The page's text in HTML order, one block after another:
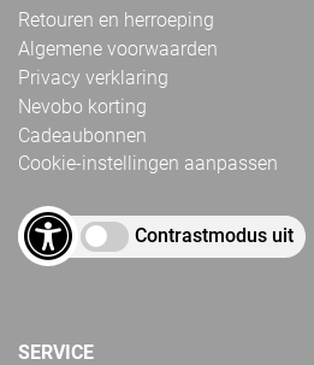
Retouren en herroeping
Algemene voorwaarden
Privacy verklaring
Nevobo korting
Cadeaubonnen
Cookie-instellingen aanpassen
Contrastmodus uit
SERVICE